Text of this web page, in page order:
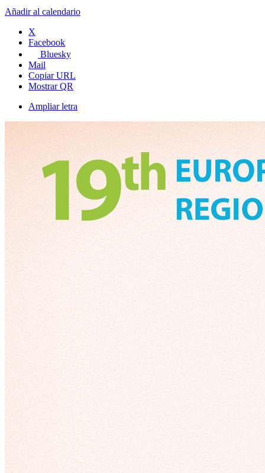
Añadir al calendario
X
Facebook
Bluesky
Mail
Copiar URL
Mostrar QR
Ampliar letra